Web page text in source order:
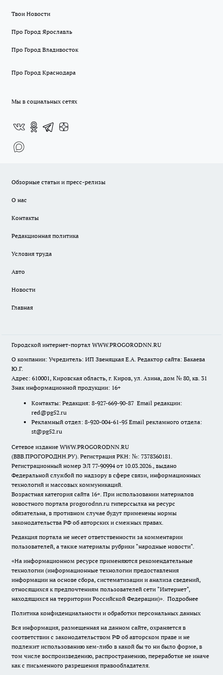
Твои Новости
Про Город Ярославль
Про Город Владивосток
Про Город Краснодара
Мы в социальных сетях
Обзорные статьи и пресс-релизы
О нас
Контакты
Редакционная политика
Условия труда
Авто
Новости
Главная
Городской интернет-портал WWW.PROGORODNN.RU
О компании: Учредитель: ИП Звеняцкая Е.А. Редактор сайта: Бакаева
Ю.Г.
Адрес: 610001, Кировская область, г. Киров, ул. Азина, дом № 80, кв. 31
Знак информационной продукции: 16+
Контакты: Редакция: 8-927-669-90-87 Email редакции:
red@pg52.ru
Рекламный отдел: 8-920-004-61-95 Email рекламного отдела:
st@pg52.ru
Сетевое издание WWW.PROGORODNN.RU
(ВВВ.ПРОГОРОДНН.РУ). Регистрация РКН: №: 7378360181.
Регистрационный номер ЭЛ 77-90994 от 10.03.2026., выдано
Федеральной службой по надзору в сфере связи, информационных
технологий и массовых коммуникаций.
Возрастная категория сайта 16+. При использовании материалов
новостного портала progorodnn.ru гиперссылка на ресурс
обязательна, в противном случае будут применены нормы
законодательства РФ об авторских и смежных правах.
Редакция портала не несет ответственности за комментарии
пользователей, а также материалы рубрики "народные новости".
«На информационном ресурсе применяются рекомендательные
технологии (информационные технологии предоставления
информации на основе сбора, систематизации и анализа сведений,
относящихся к предпочтениям пользователей сети "Интернет",
находящихся на территории Российской Федерации)». Подробнее
Политика конфиденциальности и обработки персональных данных
Вся информация, размещенная на данном сайте, охраняется в
соответствии с законодательством РФ об авторском праве и не
подлежит использованию кем-либо в какой бы то ни было форме, в
том числе воспроизведению, распространению, переработке не иначе
как с письменного разрешения правообладателя.